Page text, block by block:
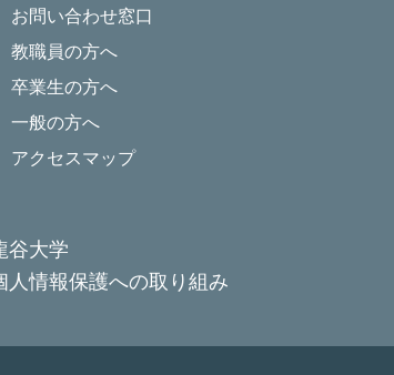
お問い合わせ窓口
教職員の方へ
卒業生の方へ
一般の方へ
アクセスマップ
谷大学
人情報保護への取り組み